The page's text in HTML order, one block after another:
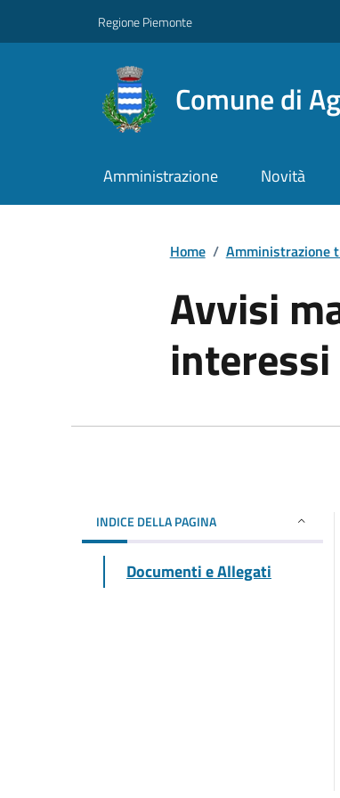
Regione Piemonte
Comune di
Amministrazione Novità
Home / Amministrazione
Avvisi
INDICE DELLA PAGINA
Documenti e Allegati